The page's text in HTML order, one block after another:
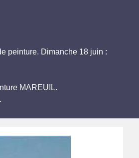
peinture. Dimanche 18 juin :
MAREUIL.